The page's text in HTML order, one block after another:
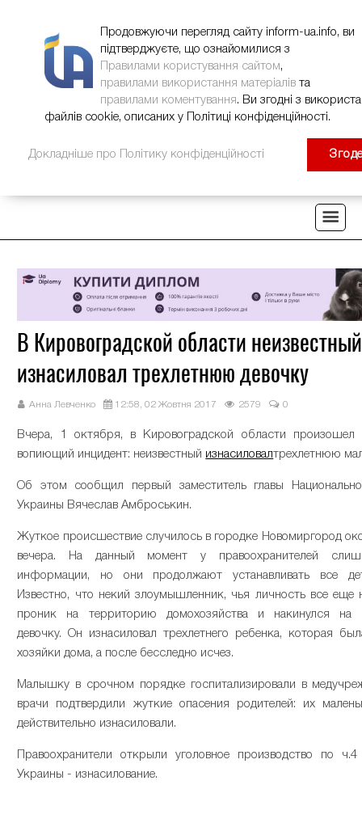
В Кировоградской области неизвестный
изнасиловал трехлетнюю девочку
Анна Левченко 12:58, 02 Жовтня 2017 2579 0
Вчера, 1 октября, в Кировоградской области произошел
вопиющий инцидент: неизвестный изнасиловалтрехлетнюю
Об этом сообщил первый заместитель главы
Украины Вячеслав Амброськин.
Жуткое происшествие случилось в городке Новомиргород
вечера. На данный момент у правоохранителей
информации, но они продолжают устанавливать все
Известно, что некий злоумышленник, чья личность все еще
проник на территорию домохозяйства и накинулся на
девочку. Он изнасиловал трехлетнего ребенка, которая
хозяйки дома, а после бесследно исчез.
Малышку в срочном порядке госпитализировали в
врачи подтвердили жуткие опасения родителей: их
действительно изнасиловали.
Правоохранители открыли уголовное производство по
Украины - изнасилование.
Продовжуючи перегляд сайту inform-ua.info, ви
підтверджуєте, що ознайомилися з
Правилами користування сайтом,
правилами використання матеріалів та
правилами коментування. Ви згодні з
файлів cookie, описаних у Політиці конфіденційності.
Докладніше про Політику конфіденційності